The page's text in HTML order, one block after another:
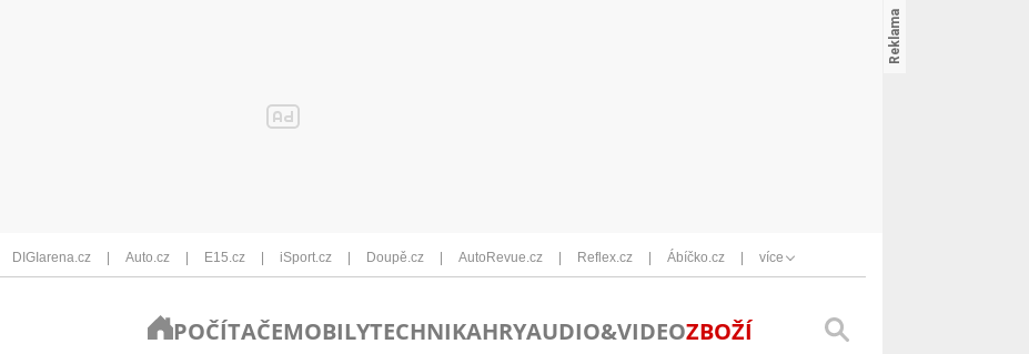
DIGIarena.cz Auto.cz E15.cz iSport.cz Doupě.cz AutoRevue.cz Reflex.cz Ábíčko.cz více
POČÍTAČEMOBILYTECHNIKAHRYAUDIO&VIDEOZBOŽÍ